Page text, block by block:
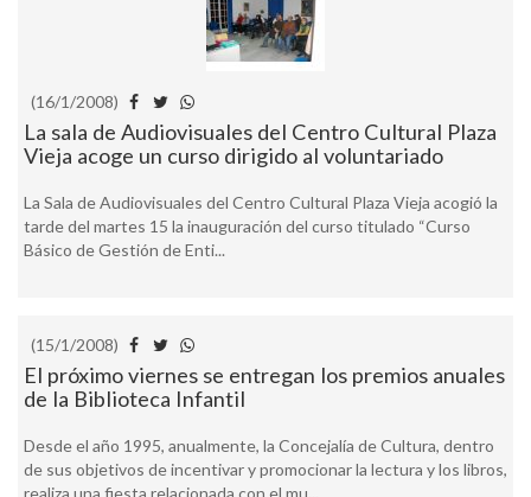
(16/1/2008)
La sala de Audiovisuales del Centro Cultural Plaza
Vieja acoge un curso dirigido al voluntariado
La Sala de Audiovisuales del Centro Cultural Plaza Vieja acogió la
tarde del martes 15 la inauguración del curso titulado “Curso
Básico de Gestión de Enti...
(15/1/2008)
El próximo viernes se entregan los premios anuales
de la Biblioteca Infantil
Desde el año 1995, anualmente, la Concejalía de Cultura, dentro
de sus objetivos de incentivar y promocionar la lectura y los libros,